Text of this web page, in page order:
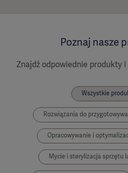
Poznaj nasze
Znajdź odpowiednie produkty
Wszystkie
Rozwiązania do
Opracowywanie i
Mycie i sterylizacja sprzętu